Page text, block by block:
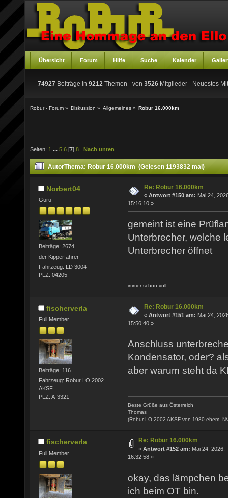
Übersicht Forum Hilfe Suche Kalender
74927 Beiträge in 9212 Themen - von 3526 Mitglieder - Neuestes
Robur - Forum » Diskussion » Allgemeines » Robur 16.000km
Seiten: 1 ... 5 6 [7] 8 Nach unten
AutorThema: Robur 16.000km (Gelesen 1193832 mal)
Norbert04
Guru
Beiträge: 2674
der Kipperfahrer
Fahrzeug: LD 3004
PLZ: 04205
Re: Robur 16.000km
« Antwort #150 am: Mai 24,
15:16:10 »
gemeint ist eine
Unterbrecher, welche
Unterbrecher öffnet
immer schön voll
fischerverla
Full Member
Beiträge: 116
Fahrzeug: Robur LO 2002
AKSF
PLZ: A-3321
Re: Robur 16.000km
« Antwort #151 am: Mai 24,
15:50:40 »
Anschluss
Kondensator, oder?
aber warum steht da
Beste Grüße aus Österreich
Thomas
(Robur LO 2002 AKSF von 1980 ehem.
fischerverla
Full Member
Re: Robur 16.000km
« Antwort #152 am: Mai 24, 2026,
16:32:58 »
okay, das lämpchen
ich beim OT bin.